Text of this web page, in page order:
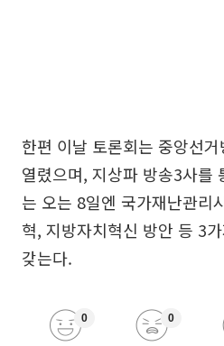
한편 이날 토론회는 중앙선
열렸으며, 지상파 방송3사를
는 오는 8일엔 국가재난관리
혁, 지방자치혁신 방안 등 3
갖는다.
0 0